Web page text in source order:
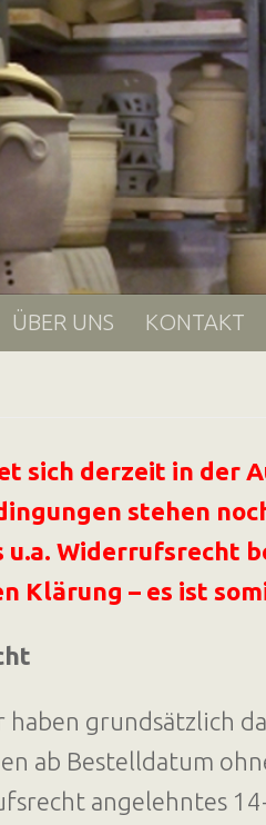
ÜBER UNS KONTAKT
sich derzeit in der
stehen
u.a. Widerrufsrecht
Klärung – es ist
grundsätzlich
ab Bestelldatum
angelehntes